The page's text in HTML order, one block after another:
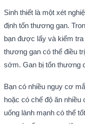
Sinh thiết là một xét
định tổn thương gan.
bạn được lấy và kiểm
thương gan có thể điều
sớm. Gan bị tổn thương
Bạn có nhiều nguy cơ
hoặc có chế độ ăn nhiều
uống lành mạnh có thể